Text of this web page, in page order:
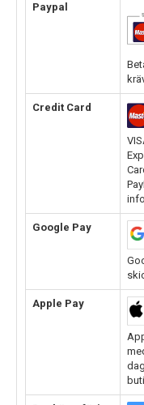
Paypal
Credit Card
Google Pay
Apple Pay